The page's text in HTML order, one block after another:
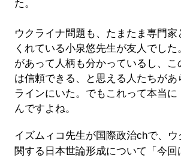
た。
ウクライナ問題も、たまたま専門家
くれている小泉悠先生が友人でし
があって人柄も分かっているし、こ
は信頼できる、と思える人たちがあ
ラインにいた。でもこれって本当に
んですよね。
イズムィコ先生が国際政治chで、
関する日本世論形成について「今回